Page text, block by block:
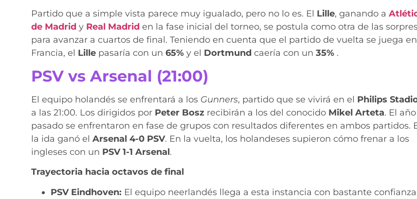
Partido que a simple vista parece muy igualado, pero no lo es. El Lille, ganando a
de Madridy Real Madriden la fase inicial del torneo, se postula como otra de las
para avanzar a cuartos de final. Teniendo en cuenta que el partido de vuelta se juega en
Francia, el Lille pasaría con un 65%y el Dortmundcaería con un 35%.
PSV vs Arsenal (21:00)
El equipo holandés se enfrentará a los Gunners, partido que se vivirá en el Philips
a las 21:00. Los dirigidos por Peter Boszrecibirán a los del conocido Mikel Arteta. El año
pasado se enfrentaron en fase de grupos con resultados diferentes en ambos partidos.
la ida ganó el Arsenal 4-0 PSV. En la vuelta, los holandeses supieron cómo frenar a los
ingleses con un PSV 1-1 Arsenal.
Trayectoria hacia octavos de final
PSV Eindhoven: El equipo neerlandés llega a esta instancia con bastante